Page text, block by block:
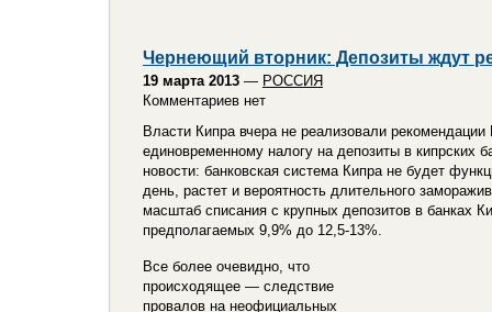
Чернеющий вторник: Депозиты ждут
19 марта 2013 — РОССИЯ
Комментариев нет
Власти Кипра вчера не реализовали рекомендации
единовременному налогу на депозиты в кипрских
новости: банковская система Кипра не будет
день, растет и вероятность длительного
масштаб списания с крупных депозитов в банках
предполагаемых 9,9% до 12,5-13%.
Все более очевидно, что
происходящее — следствие
провалов на неофициальных